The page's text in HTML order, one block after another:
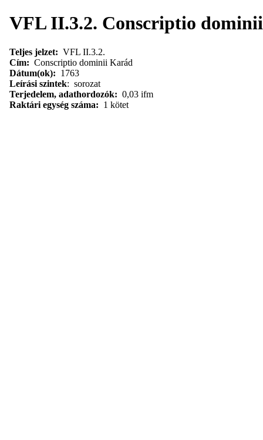
VFL II.3.2. Conscriptio
Teljes jelzet: VFL II.3.2.
Cím: Conscriptio dominii Karád
Dátum(ok): 1763
Leírási szintek: sorozat
Terjedelem, adathordozók: 0,03 ifm
Raktári egység száma: 1 kötet